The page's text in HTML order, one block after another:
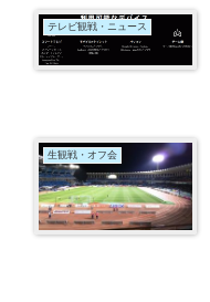
テレビ観戦・ニュース
生観戦・オフ会